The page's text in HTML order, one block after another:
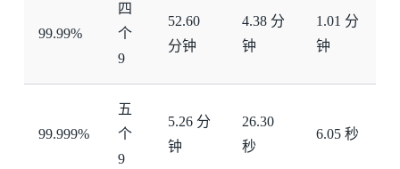
99.99%
四
个
9
52.60
分钟
4.38 分
钟
1.01 分
钟
99.999%
五
个
9
5.26 分
钟
26.30
秒
6.05 秒